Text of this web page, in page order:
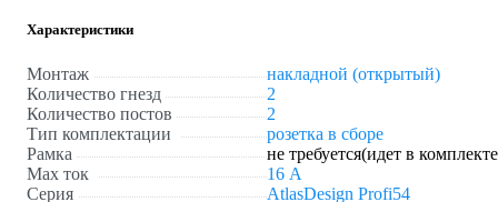
Характеристики
Монтаж
накладной (открытый)
Количество гнезд
2
Количество постов
2
Тип комплектации
розетка в сборе
Рамка
не требуется(идет в
Max ток
16 А
Серия
AtlasDesign Profi54